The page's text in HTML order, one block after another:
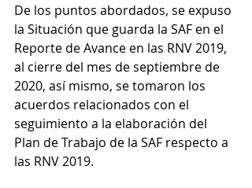
De los puntos abordados, se expuso
la Situación que guarda la SAF en el
Reporte de Avance en las RNV 2019,
al cierre del mes de septiembre de
2020, así mismo, se tomaron los
acuerdos relacionados con el
seguimiento a la elaboración del
Plan de Trabajo de la SAF respecto a
las RNV 2019.